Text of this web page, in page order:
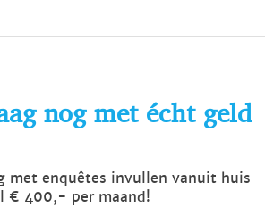
nog met écht geld
met enquêtes invullen vanuit huis
€ 400,- per maand!